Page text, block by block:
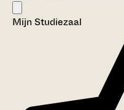
Aanwijzingen voor de gebruiker
Mijn Studiezaal